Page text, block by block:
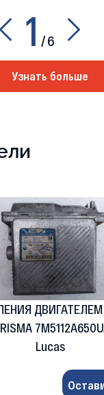
1 /6
Узнать больше
ДВИГАТЕЛЕМ
Lucas